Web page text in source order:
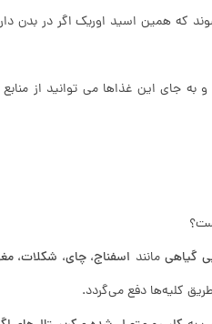
که همین اسید اوریک اگر در بدن
جای این غذاها می توانید از منابع
گیاهی مانند اسفناج، چای، شکلات،
کلیه‌ها دفع می‌گردد.